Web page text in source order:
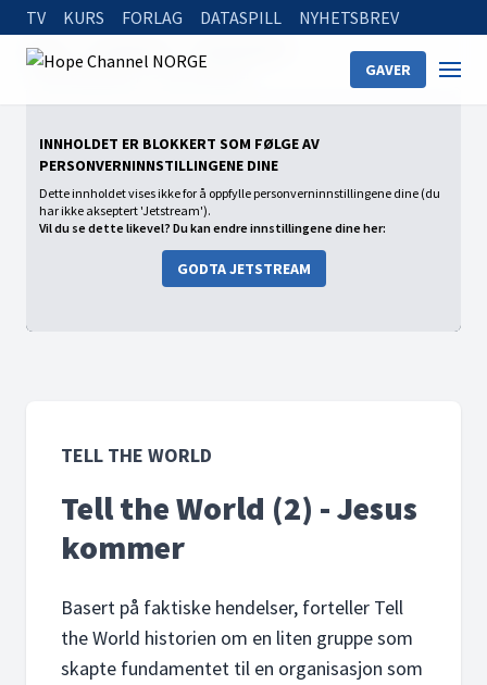
TV KURS FORLAG DATASPILL NYHETSBREV
GAVER
Home
Tell the World (2) - Jesus kommer
INNHOLDET ER BLOKKERT SOM FØLGE AV
PERSONVERNINNSTILLINGENE DINE
Dette innholdet vises ikke for å oppfylle personverninnstillingene dine (du
har ikke akseptert 'Jetstream').
Vil du se dette likevel? Du kan endre innstillingene dine her:
GODTA JETSTREAM
TELL THE WORLD
Tell the World (2) - Jesus
kommer
Basert på faktiske hendelser, forteller Tell
the World historien om en liten gruppe som
skapte fundamentet til en organisasjon som